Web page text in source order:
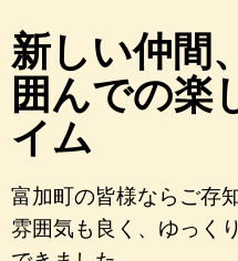
新しい仲間
囲んでの楽
イム
富加町の皆様ならご存
雰囲気も良く、ゆっく